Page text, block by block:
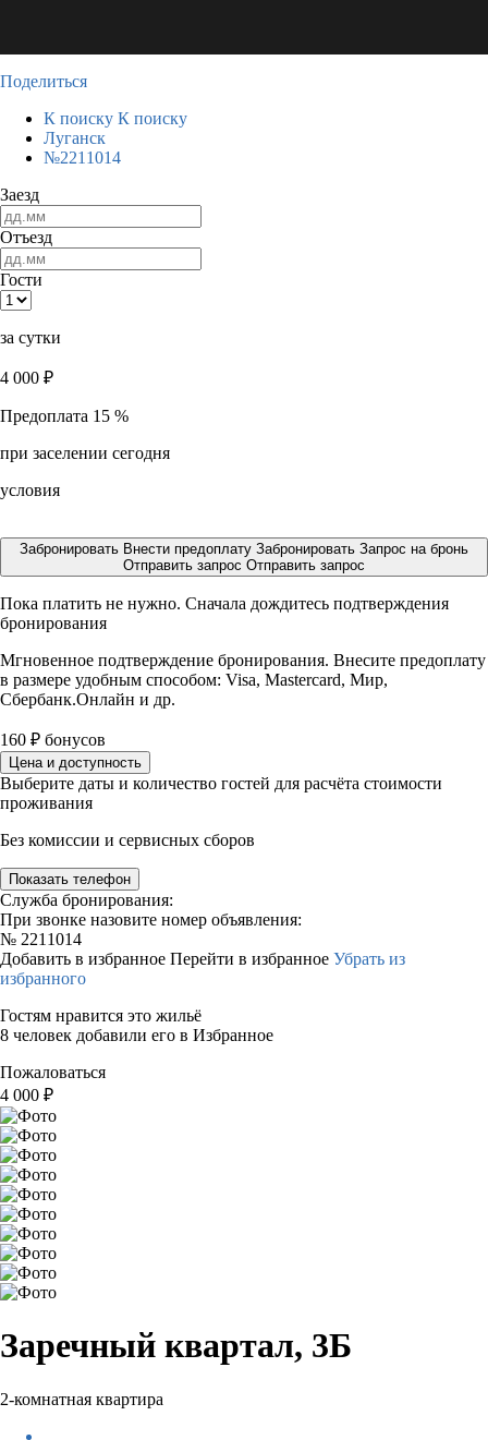
Поделиться
К поиску К поиску
Луганск
№2211014
Заезд
Отъезд
Гости
за сутки
4 000 ₽
Предоплата 15 %
при заселении сегодня
условия
Забронировать Внести предоплату Забронировать Запрос на бронь
Отправить запрос Отправить запрос
Пока платить не нужно. Сначала дождитесь подтверждения
бронирования
Мгновенное подтверждение бронирования. Внесите предоплату
в размере удобным способом: Visa, Mastercard, Мир,
Сбербанк.Онлайн и др.
160 ₽ бонусов
Цена и доступность
Выберите даты и количество гостей для расчёта стоимости
проживания
Без комиссии и сервисных сборов
Показать телефон
Служба бронирования:
При звонке назовите номер объявления:
№ 2211014
Добавить в избранное Перейти в избранное Убрать из
избранного
Гостям нравится это жильё
8 человек добавили его в Избранное
Пожаловаться
4 000 ₽
Заречный квартал, 3Б
2-комнатная квартира